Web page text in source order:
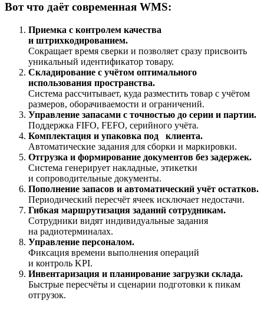
Вот что даёт современная WMS:
Приемка с контролем качества
и штрихкодированием.
Сокращает время сверки и позволяет сразу присвоить
уникальный идентификатор товару.
Складирование с учётом оптимального
использования пространства.
Система рассчитывает, куда разместить товар с учётом
размеров, оборачиваемости и ограничений.
Управление запасами с точностью до серии и партии.
Поддержка FIFO, FEFO, серийного учёта.
Комплектация и упаковка под клиента.
Автоматические задания для сборки и маркировки.
Отгрузка и формирование документов без задержек.
Система генерирует накладные, этикетки
и сопроводительные документы.
Пополнение запасов и автоматический учёт остатков.
Периодический пересчёт ячеек исключает недостачи.
Гибкая маршрутизация заданий сотрудникам.
Сотрудники видят индивидуальные задания
на радиотерминалах.
Управление персоналом.
Фиксация времени выполнения операций
и контроль KPI.
Инвентаризация и планирование загрузки склада.
Быстрые пересчёты и сценарии подготовки к пикам
отгрузок.